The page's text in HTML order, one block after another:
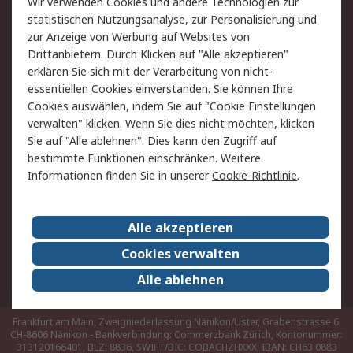
Hilfe
Rechtliches
AGB
Datenschutz
Cookie-Richtlinie
Zahlungsbedingungen
Copyright/Impressum
Über RS
Karriere bei RS
Nachhaltigkeit
Qualität/Umwelt/ZertifikatePresse-Center
Event-Center
Frankfurt am Main, Zweigniederlassung Nänikon/Uster, Grabenstrasse 6,
CH-8606 Nänikon - Bankverbindung: Commerzbank Zürich, Kontonummer:
313120166401, BLZ: 8836, SWIFT/BIC: COBACHZHXXX, IBAN: CH63 0883
statistischen Nutzungsanalyse, zur Personalisierung und
zur Anzeige von Werbung auf Websites von
Drittanbietern. Durch Klicken auf "Alle akzeptieren"
erklären Sie sich mit der Verarbeitung von nicht-
essentiellen Cookies einverstanden. Sie können Ihre
Cookies auswählen, indem Sie auf "Cookie Einstellungen
verwalten" klicken. Wenn Sie dies nicht möchten, klicken
Sie auf "Alle ablehnen". Dies kann den Zugriff auf
bestimmte Funktionen einschränken. Weitere
Informationen finden Sie in unsererCookie-Richtlinie.
Alle akzeptieren
Cookies verwalten
Alle ablehnen